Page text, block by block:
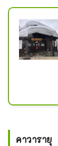
คาวารายุ